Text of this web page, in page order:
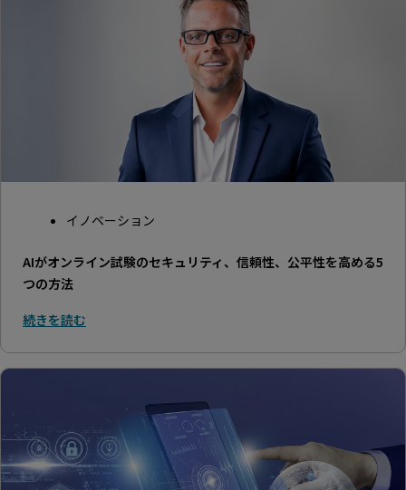
イノベーション
AIがオンライン試験のセキュリティ、信頼性、公平性を高める5
つの方法
続きを読む